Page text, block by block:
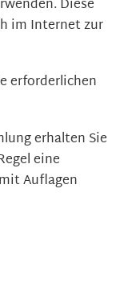
Diese
im Internet zur
erforderlichen
erhalten Sie
eine
Auflagen